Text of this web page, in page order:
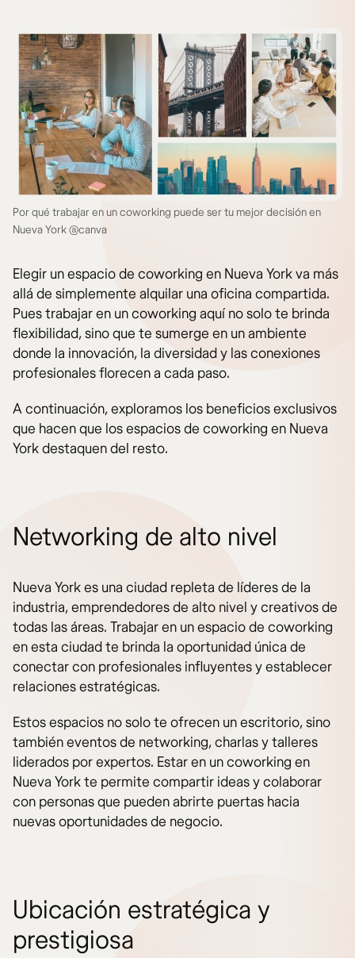
Por qué trabajar en un coworking puede ser tu mejor decisión en
Nueva York @canva
Elegir un espacio de coworking en Nueva York va más
allá de simplemente alquilar una oficina compartida.
Pues trabajar en un coworking aquí no solo te brinda
flexibilidad, sino que te sumerge en un ambiente
donde la innovación, la diversidad y las conexiones
profesionales florecen a cada paso.
A continuación, exploramos los beneficios exclusivos
que hacen que los espacios de coworking en Nueva
York destaquen del resto.
Networking de alto nivel
Nueva York es una ciudad repleta de líderes de la
industria, emprendedores de alto nivel y creativos de
todas las áreas. Trabajar en un espacio de coworking
en esta ciudad te brinda la oportunidad única de
conectar con profesionales influyentes y establecer
relaciones estratégicas.
Estos espacios no solo te ofrecen un escritorio, sino
también eventos de networking, charlas y talleres
liderados por expertos. Estar en un coworking en
Nueva York te permite compartir ideas y colaborar
con personas que pueden abrirte puertas hacia
nuevas oportunidades de negocio.
Ubicación estratégica y
prestigiosa